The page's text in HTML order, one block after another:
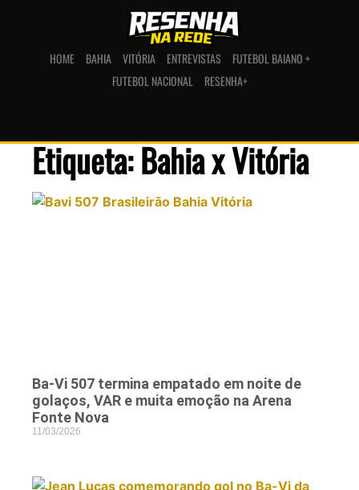
HOME BAHIA VITÓRIA ENTREVISTAS
FUTEBOL BAIANO +
FUTEBOL NACIONAL
RESENHA+
Etiqueta: Bahia x Vitória
Ba-Vi 507 termina empatado em noite de
golaços, VAR e muita emoção na Arena
Fonte Nova
11/03/2026